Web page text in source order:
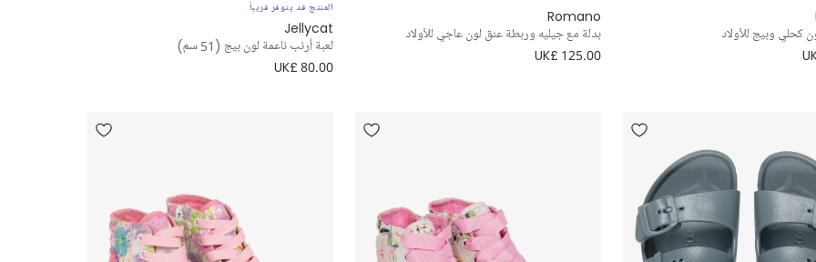
كحلي وبيج للأولاد
Romano
بدلة مع جيليه وربطة عنق لون عاجي للأولاد
UK£ 125.00
المنتج قد يتوفر قريباً
Jellycat
لعبة أرنب ناعمة لون بيج (51 سم)
UK£ 80.00